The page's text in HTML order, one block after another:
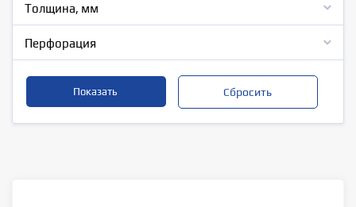
Толщина, мм
Перфорация